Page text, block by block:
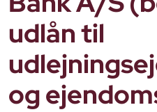
udlån til
og